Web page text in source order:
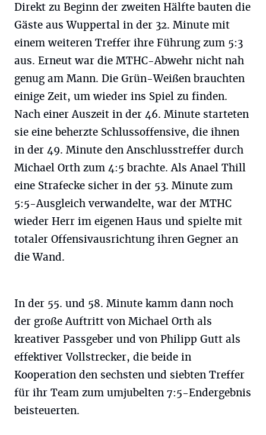
Direkt zu Beginn der zweiten Hälfte bauten die
Gäste aus Wuppertal in der 32. Minute mit
einem weiteren Treffer ihre Führung zum 5:3
aus. Erneut war die MTHC-Abwehr nicht nah
genug am Mann. Die Grün-Weißen brauchten
einige Zeit, um wieder ins Spiel zu finden.
Nach einer Auszeit in der 46. Minute starteten
sie eine beherzte Schlussoffensive, die ihnen
in der 49. Minute den Anschlusstreffer durch
Michael Orth zum 4:5 brachte. Als Anael Thill
eine Strafecke sicher in der 53. Minute zum
5:5-Ausgleich verwandelte, war der MTHC
wieder Herr im eigenen Haus und spielte mit
totaler Offensivausrichtung ihren Gegner an
die Wand.
In der 55. und 58. Minute kamm dann noch
der große Auftritt von Michael Orth als
kreativer Passgeber und von Philipp Gutt als
effektiver Vollstrecker, die beide in
Kooperation den sechsten und siebten Treffer
für ihr Team zum umjubelten 7:5-Endergebnis
beisteuerten.